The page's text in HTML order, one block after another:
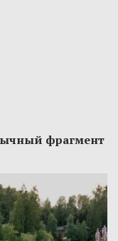
фрагмент